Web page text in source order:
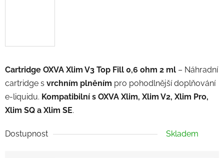
Cartridge OXVA Xlim V3 Top Fill 0,6 ohm 2 ml – Náhradní
cartridge s vrchním plněním pro pohodlnější doplňování
e-liquidu. Kompatibilní s OXVA Xlim, Xlim V2, Xlim Pro,
Xlim SQ a Xlim SE.
Dostupnost Skladem